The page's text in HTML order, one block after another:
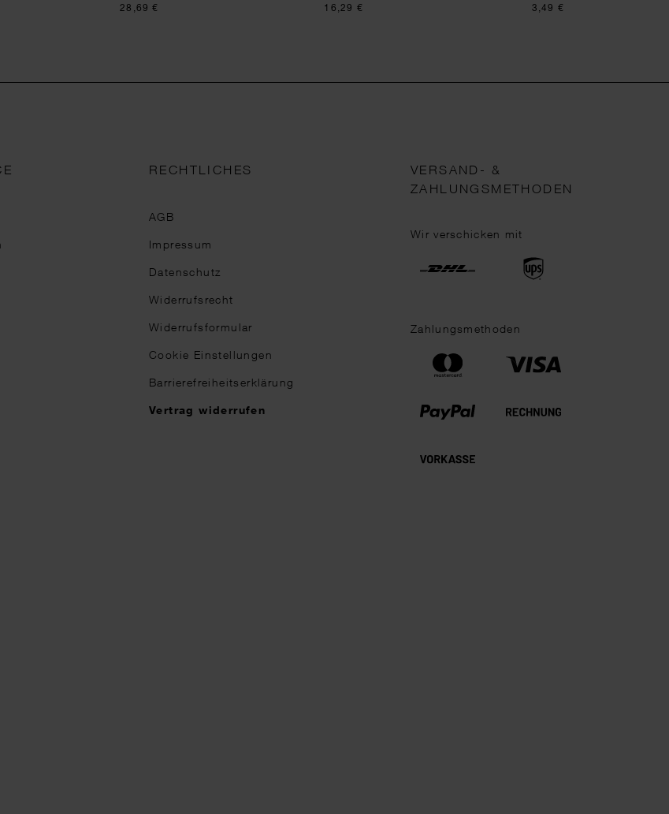
28,69 € 16,29 € 3,49 €
RECHTLICHES
AGB
Impressum
Datenschutz
Widerrufsrecht
Widerrufsformular
Cookie Einstellungen
Barrierefreiheitserklärung
Vertrag widerrufen
VERSAND- &
ZAHLUNGSMETHODEN
Wir verschicken mit
Zahlungsmethoden